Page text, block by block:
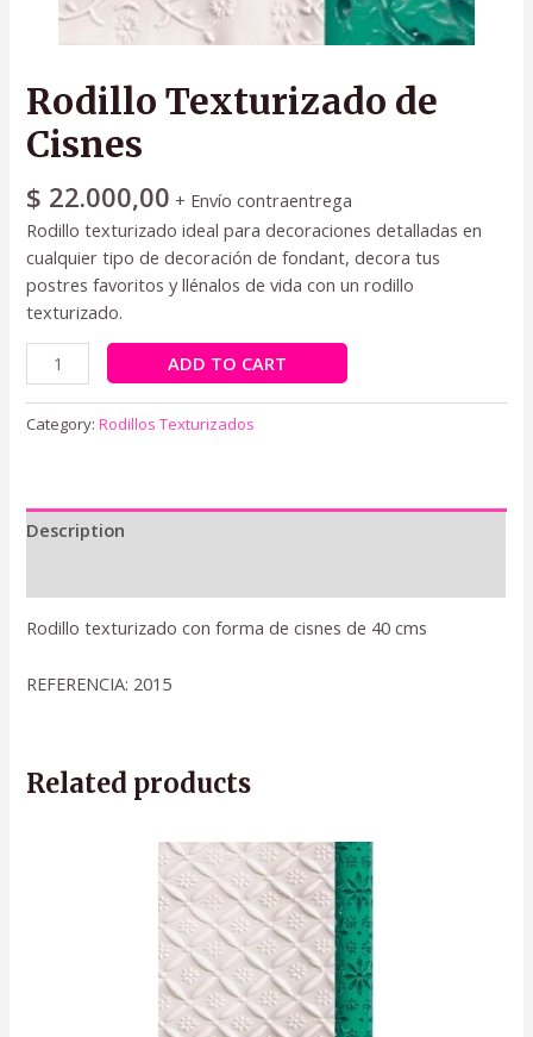
Rodillo Texturizado de
Cisnes
$ 22.000,00 + Envío contraentrega
Rodillo texturizado ideal para decoraciones detalladas en
cualquier tipo de decoración de fondant, decora tus
postres favoritos y llénalos de vida con un rodillo
texturizado.
ADD TO CART
Category:Rodillos Texturizados
Description
Rodillo texturizado con forma de cisnes de 40 cms
REFERENCIA: 2015
Related products